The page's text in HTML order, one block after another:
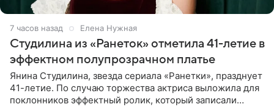
7 часов назад Елена Нужная
Студилина из «Ранеток» отметила 41-летие в
эффектном полупрозрачном платье
Янина Студилина, звезда сериала «Ранетки», празднует
41-летие. По случаю торжества актриса выложила для
поклонников эффектный ролик, который записали